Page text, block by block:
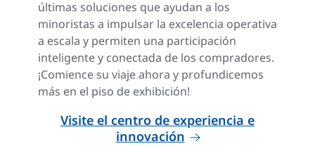
últimas soluciones que ayudan a los
minoristas a impulsar la excelencia operativa
a escala y permiten una participación
inteligente y conectada de los compradores.
¡Comience su viaje ahora y profundicemos
más en el piso de exhibición!
Visite el centro de experiencia e
innovación